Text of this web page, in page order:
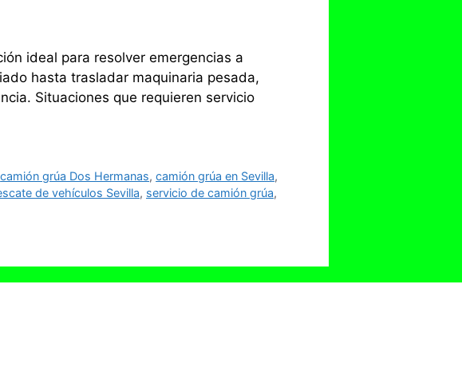
ideal para resolver emergencias a
hasta trasladar maquinaria pesada,
Situaciones que requieren servicio
camión grúa Dos Hermanas,camión grúa en Sevilla,
de vehículos Sevilla, servicio de camión grúa,